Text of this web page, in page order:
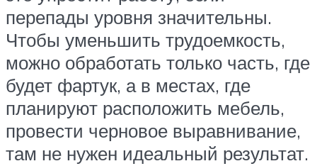
перепады уровня значительны.
Чтобы уменьшить трудоемкость,
можно обработать только часть, где
будет фартук, а в местах, где
планируют расположить мебель,
провести черновое выравнивание,
там не нужен идеальный результат.